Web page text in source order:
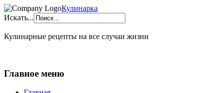
Кулинарка
Искать...
Кулинарные рецепты на все случаи жизни
Главное меню